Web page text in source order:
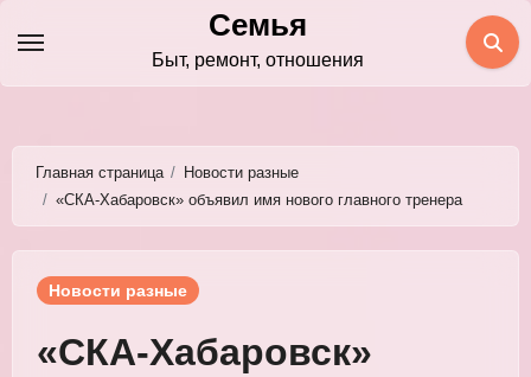
содержимому
Семья
Быт, ремонт, отношения
Главная страница
Новости разные
«СКА‑Хабаровск» объявил имя нового главного тренера
Новости разные
«СКА‑Хабаровск»